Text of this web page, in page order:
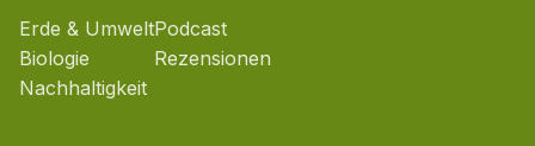
Erde & Umwelt
Biologie
Nachhaltigkeit
Podcast
Rezensionen